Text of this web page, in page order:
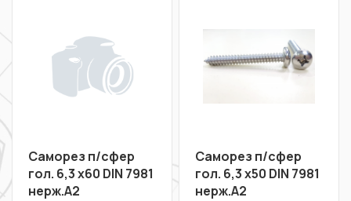
Саморез п/сфер
гол. 6,3 х60 DIN 7981
нерж.А2
Саморез п/сфер
гол. 6,3 х50 DIN 7981
нерж.А2